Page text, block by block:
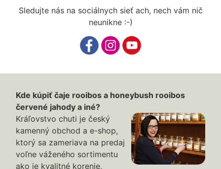
Sledujte nás na sociálnych sieť ach, nech vám nič
neunikne :-)
Kde kúpiť čaje rooibos a honeybush rooibos
červené jahody a iné?
Kráľovstvo chuti je český
kamenný obchod a e-shop,
ktorý sa zameriava na predaj
voľne váženého sortimentu
ako je kvalitné korenie,